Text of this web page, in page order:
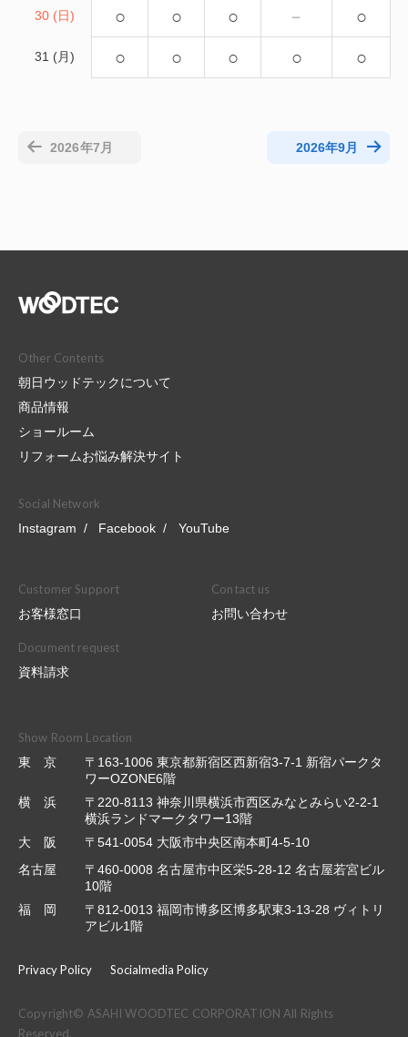
30 (日) ○ ○ ○ － ○
31 (月) ○ ○ ○ ○ ○
2026年7月 2026年9月
Other Contents
朝日ウッドテックについて
商品情報
ショールーム
リフォームお悩み解決サイト
Social Network
Instagram
Facebook YouTube
Customer Support
お客様窓口
Contact us
お問い合わせ
Document request
資料請求
Show Room Location
東 京
〒163-1006 東京都新宿区西新宿3-7-1 新宿パークタ
ワーOZONE6階
横 浜
〒220-8113 神奈川県横浜市西区みなとみらい2-2-1
横浜ランドマークタワー13階
大 阪
〒541-0054 大阪市中央区南本町4-5-10
名古屋
〒460-0008 名古屋市中区栄5-28-12 名古屋若宮ビル
10階
福 岡
〒812-0013 福岡市博多区博多駅東3-13-28 ヴィトリ
アビル1階
Privacy Policy Socialmedia Policy
Copyright© ASAHI WOODTEC CORPORATION All Rights
Reserved.